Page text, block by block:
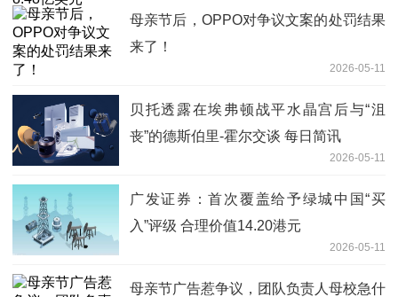
母亲节后，OPPO对争议文案的处罚结果
来了！
2026-05-11
贝托透露在埃弗顿战平水晶宫后与“沮
丧”的德斯伯里-霍尔交谈 每日简讯
2026-05-11
广发证券：首次覆盖给予绿城中国“买
入”评级 合理价值14.20港元
2026-05-11
母亲节广告惹争议，团队负责人母校急什